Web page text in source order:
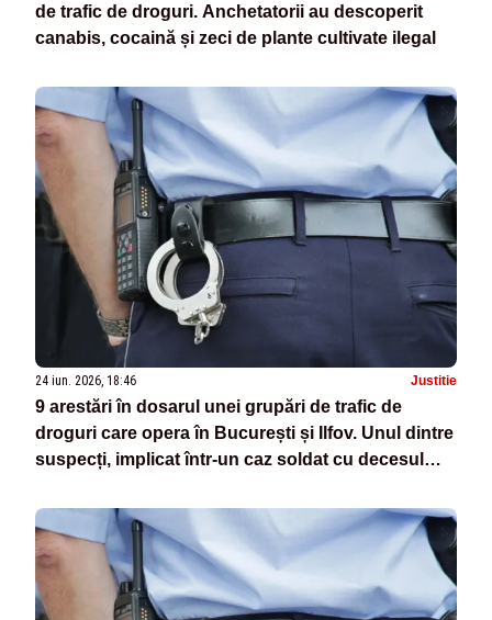
de trafic de droguri. Anchetatorii au descoperit
canabis, cocaină și zeci de plante cultivate ilegal
24 iun. 2026, 18:46 Justitie
9 arestări în dosarul unei grupări de trafic de
droguri care opera în București și Ilfov. Unul dintre
suspecți, implicat într-un caz soldat cu decesul